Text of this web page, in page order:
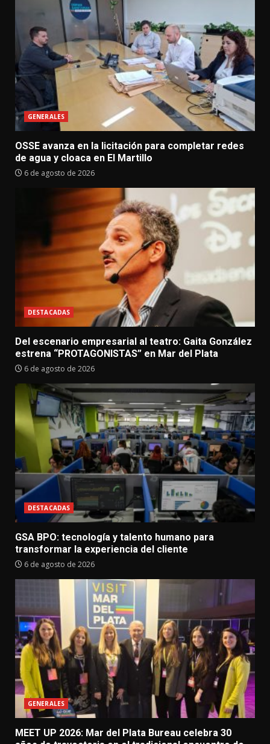
GENERALES
OSSE avanza en la licitación para completar redes
de agua y cloaca en El Martillo
6 de agosto de 2026
DESTACADAS
Del escenario empresarial al teatro: Gaita González
estrena “PROTAGONISTAS” en Mar del Plata
6 de agosto de 2026
DESTACADAS
GSA BPO: tecnología y talento humano para
transformar la experiencia del cliente
6 de agosto de 2026
GENERALES
MEET UP 2026: Mar del Plata Bureau celebra 30